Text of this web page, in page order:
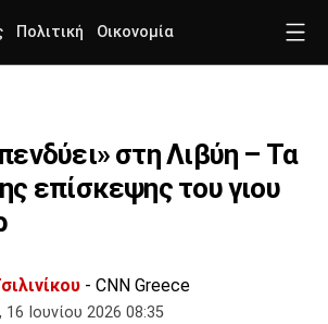
Πολιτική Οικονομία
στη Λιβύη – Τα
επίσκεψης του γιου
- CNN Greece
16 Ιουνίου 2026 08:35